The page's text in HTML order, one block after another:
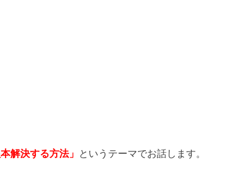
解決する方法」 というテーマでお話します。